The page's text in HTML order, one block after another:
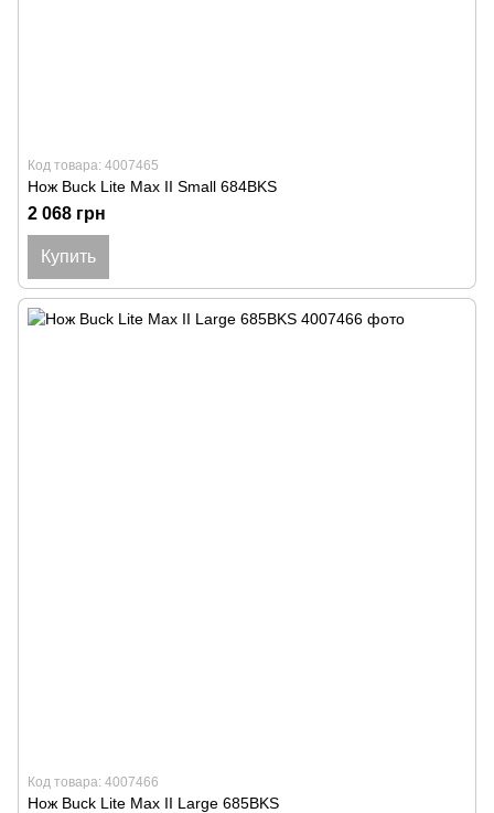
Код товара: 4007465
Нож Buck Lite Max II Small 684BKS
2 068 грн
Купить
Код товара: 4007466
Нож Buck Lite Max II Large 685BKS